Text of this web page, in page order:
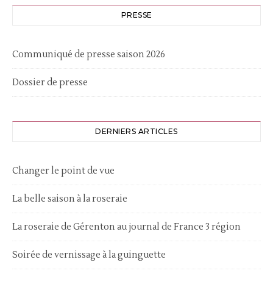
PRESSE
Communiqué de presse saison 2026
Dossier de presse
DERNIERS ARTICLES
Changer le point de vue
La belle saison à la roseraie
La roseraie de Gérenton au journal de France 3 région
Soirée de vernissage à la guinguette